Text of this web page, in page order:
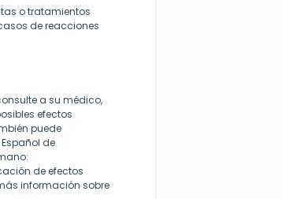
o tratamientos
de reacciones
a su médico,
efectos
puede
de
de efectos
información sobre